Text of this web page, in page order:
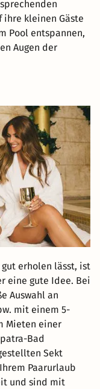
ihre kleinen Gäste
Pool entspannen,
Augen der
erholen lässt, ist
eine gute Idee. Bei
Auswahl an
mit einem 5-
Mieten einer
Bad
Sekt
Paarurlaub
und sind mit